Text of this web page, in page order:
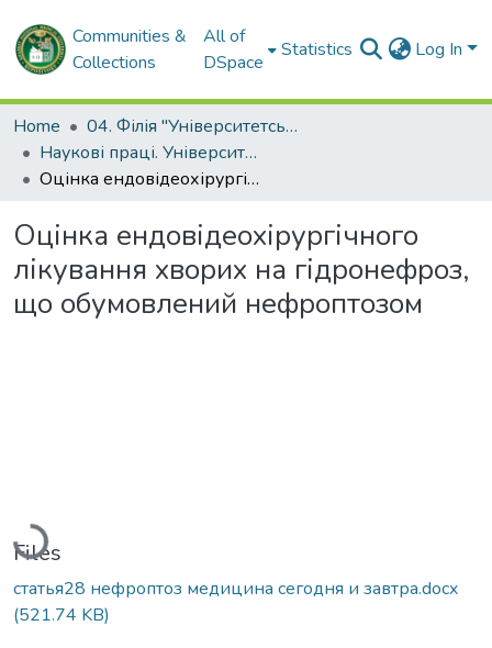
Communities &
Collections
All of
DSpace
Statistics Log In
Home
04. Філія "Університетська лікарня" ХНМУ
Наукові праці. Університетська лікарня ХНМУ
Оцінка ендовідеохірургічного лікування хворих на гідронефроз, що обумовлений нефроптозом
Оцінка ендовідеохірургічного
лікування хворих на гідронефроз,
що обумовлений нефроптозом
Loading...
Files
статья28 нефроптоз медицина сегодня и завтра.docx
(521.74 KB)